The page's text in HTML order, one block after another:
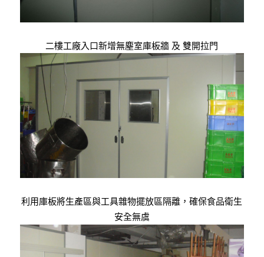
二樓工廠入口新增無塵室庫板牆 及 雙開拉門
利用庫板將生產區與工具雜物擺放區隔離，確保食品衛生
安全無虞